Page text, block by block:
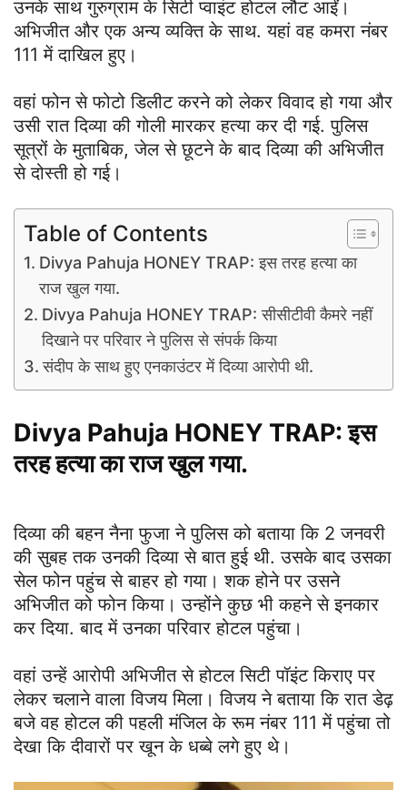
उनके साथ गुरुग्राम के सिटी प्वाइंट होटल लौट आईं।
अभिजीत और एक अन्य व्यक्ति के साथ. यहां वह कमरा नंबर
111 में दाखिल हुए।
वहां फोन से फोटो डिलीट करने को लेकर विवाद हो गया और
उसी रात दिव्या की गोली मारकर हत्या कर दी गई. पुलिस
सूत्रों के मुताबिक, जेल से छूटने के बाद दिव्या की अभिजीत
से दोस्ती हो गई।
Table of Contents
Divya Pahuja HONEY TRAP: इस तरह हत्या का
राज खुल गया.
Divya Pahuja HONEY TRAP: सीसीटीवी कैमरे नहीं
दिखाने पर परिवार ने पुलिस से संपर्क किया
संदीप के साथ हुए एनकाउंटर में दिव्या आरोपी थी.
Divya Pahuja HONEY TRAP: इस
तरह हत्या का राज खुल गया.
दिव्या की बहन नैना फुजा ने पुलिस को बताया कि 2 जनवरी
की सुबह तक उनकी दिव्या से बात हुई थी. उसके बाद उसका
सेल फोन पहुंच से बाहर हो गया। शक होने पर उसने
अभिजीत को फोन किया। उन्होंने कुछ भी कहने से इनकार
कर दिया. बाद में उनका परिवार होटल पहुंचा।
वहां उन्हें आरोपी अभिजीत से होटल सिटी पॉइंट किराए पर
लेकर चलाने वाला विजय मिला। विजय ने बताया कि रात डेढ़
बजे वह होटल की पहली मंजिल के रूम नंबर 111 में पहुंचा तो
देखा कि दीवारों पर खून के धब्बे लगे हुए थे।